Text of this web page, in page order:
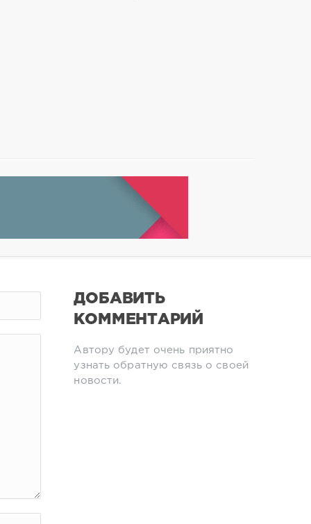
ДОБАВИТЬ
КОММЕНТАРИЙ
Автору будет очень приятно
узнать обратную связь о своей
новости.